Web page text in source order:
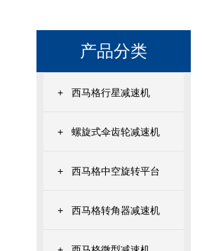
产品分类
+ 西马格行星减速机
+ 螺旋式伞齿轮减速机
+ 西马格中空旋转平台
+ 西马格转角器减速机